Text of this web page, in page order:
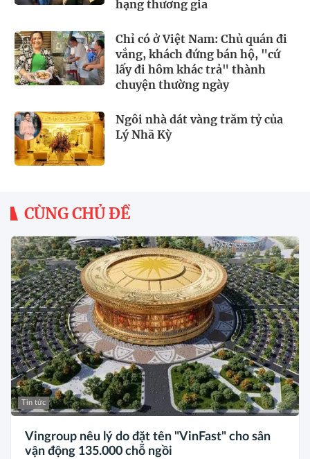
hạng thương gia
Chỉ có ở Việt Nam: Chủ quán đi
vắng, khách đứng bán hộ, "cứ
lấy đi hôm khác trả" thành
chuyện thường ngày
Ngôi nhà dát vàng trăm tỷ của
Lý Nhã Kỳ
CÙNG CHỦ ĐỀ
Tin tức
Vingroup nêu lý do đặt tên "VinFast" cho sân
vận động 135.000 chỗ ngồi